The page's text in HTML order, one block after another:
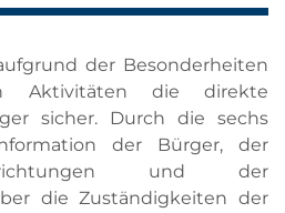
der Besonderheiten
Aktivitäten die direkte
sicher.
Durch die sechs
der Bürger, der
und der
die Zuständigkeiten der